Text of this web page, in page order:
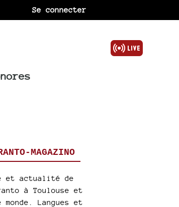
Se connecter
MAGAZINO
et actualité de
à Toulouse et
monde. Langues et